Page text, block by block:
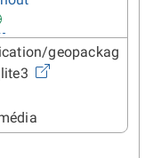
geopackag